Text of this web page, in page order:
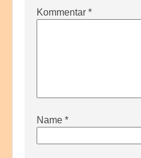
Kommentar *
Name *